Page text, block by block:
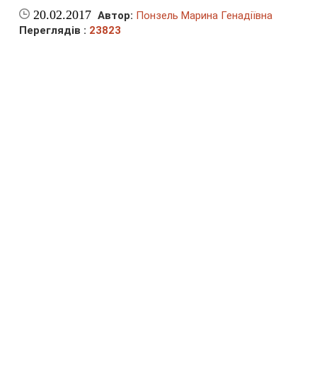
20.02.2017 Автор: Понзель Марина Генадіївна
Переглядів : 23823